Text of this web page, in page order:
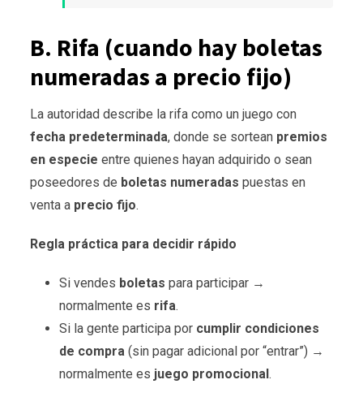
B. Rifa (cuando hay boletas
numeradas a precio fijo)
La autoridad describe la rifa como un juego con
fecha predeterminada, donde se sortean premios
en especie entre quienes hayan adquirido o sean
poseedores de boletas numeradas puestas en
venta a precio fijo.
Regla práctica para decidir rápido
Si vendes boletas para participar →
normalmente es rifa.
Si la gente participa por cumplir condiciones
de compra (sin pagar adicional por “entrar”) →
normalmente es juego promocional.